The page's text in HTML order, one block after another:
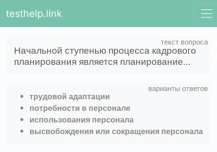
testhelp.link
Начальной ступенью процесса кадрового
планирования является планирование...
трудовой адаптации
потребности в персонале
использования персонала
высвобождения или сокращения персонала